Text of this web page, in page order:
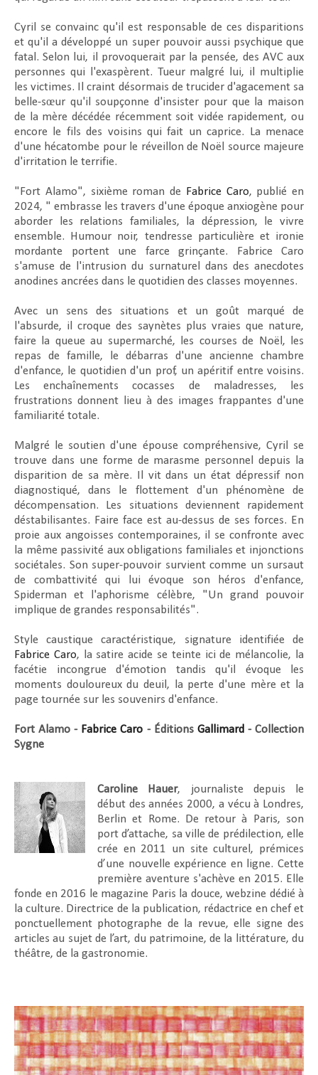
Cyril se convainc qu'il est responsable de ces disparitions
et qu'il a développé un super pouvoir aussi psychique que
fatal. Selon lui, il provoquerait par la pensée, des AVC aux
personnes qui l'exaspèrent. Tueur malgré lui, il multiplie
les victimes. Il craint désormais de trucider d'agacement sa
belle-sœur qu'il soupçonne d'insister pour que la maison
de la mère décédée récemment soit vidée rapidement, ou
encore le fils des voisins qui fait un caprice. La menace
d'une hécatombe pour le réveillon de Noël source majeure
d'irritation le terrifie.
"Fort Alamo", sixième roman de Fabrice Caro, publié en
2024, " embrasse les travers d'une époque anxiogène pour
aborder les relations familiales, la dépression, le vivre
ensemble. Humour noir, tendresse particulière et ironie
mordante portent une farce grinçante. Fabrice Caro
s'amuse de l'intrusion du surnaturel dans des anecdotes
anodines ancrées dans le quotidien des classes moyennes.
Avec un sens des situations et un goût marqué de
l'absurde, il croque des saynètes plus vraies que nature,
faire la queue au supermarché, les courses de Noël, les
repas de famille, le débarras d'une ancienne chambre
d'enfance, le quotidien d'un prof, un apéritif entre voisins.
Les enchaînements cocasses de maladresses, les
frustrations donnent lieu à des images frappantes d'une
familiarité totale.
Malgré le soutien d'une épouse compréhensive, Cyril se
trouve dans une forme de marasme personnel depuis la
disparition de sa mère. Il vit dans un état dépressif non
diagnostiqué, dans le flottement d'un phénomène de
décompensation. Les situations deviennent rapidement
déstabilisantes. Faire face est au-dessus de ses forces. En
proie aux angoisses contemporaines, il se confronte avec
la même passivité aux obligations familiales et injonctions
sociétales. Son super-pouvoir survient comme un sursaut
de combattivité qui lui évoque son héros d'enfance,
Spiderman et l'aphorisme célèbre, "Un grand pouvoir
implique de grandes responsabilités".
Style caustique caractéristique, signature identifiée de
Fabrice Caro, la satire acide se teinte ici de mélancolie, la
facétie incongrue d'émotion tandis qu'il évoque les
moments douloureux du deuil, la perte d'une mère et la
page tournée sur les souvenirs d'enfance.
Fort Alamo - Fabrice Caro - Éditions Gallimard- Collection
Sygne
Caroline Hauer, journaliste depuis le
début des années 2000, a vécu à Londres,
Berlin et Rome. De retour à Paris, son
port d’attache, sa ville de prédilection, elle
crée en 2011 un site culturel, prémices
d’une nouvelle expérience en ligne. Cette
première aventure s'achève en 2015. Elle
fonde en 2016 le magazine Paris la douce, webzine dédié à
la culture. Directrice de la publication, rédactrice en chef et
ponctuellement photographe de la revue, elle signe des
articles au sujet de l’art, du patrimoine, de la littérature, du
théâtre, de la gastronomie.